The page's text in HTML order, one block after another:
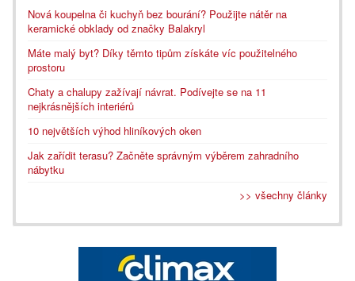
Nová koupelna či kuchyň bez bourání? Použijte nátěr na
keramické obklady od značky Balakryl
Máte malý byt? Díky těmto tipům získáte víc použitelného
prostoru
Chaty a chalupy zažívají návrat. Podívejte se na 11
nejkrásnějších interiérů
10 největších výhod hliníkových oken
Jak zařídit terasu? Začněte správným výběrem zahradního
nábytku
>> všechny články